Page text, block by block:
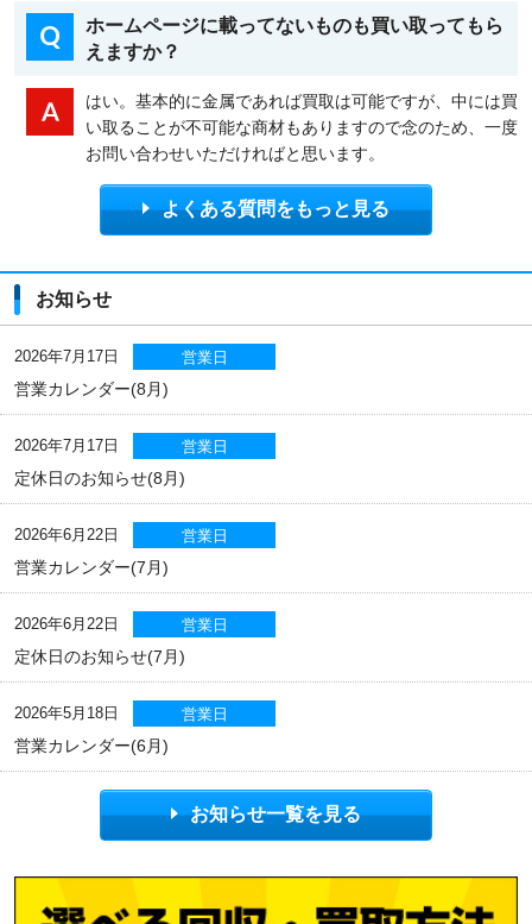
ホームページに載ってないものも買い取ってもら
えますか？
はい。基本的に金属であれば買取は可能ですが、中には買
い取ることが不可能な商材もありますので念のため、一度
お問い合わせいただければと思います。
よくある質問をもっと見る
お知らせ
2026年7月17日 営業日
営業カレンダー(8月)
2026年7月17日 営業日
定休日のお知らせ(8月)
2026年6月22日 営業日
営業カレンダー(7月)
2026年6月22日 営業日
定休日のお知らせ(7月)
2026年5月18日 営業日
営業カレンダー(6月)
お知らせ一覧を見る